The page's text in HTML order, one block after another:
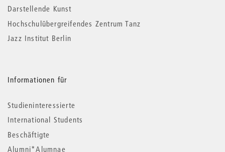
Darstellende Kunst
Hochschulübergreifendes Zentrum Tanz
Jazz Institut Berlin
Informationen für
Studieninteressierte
International Students
Beschäftigte
Alumni*Alumnae